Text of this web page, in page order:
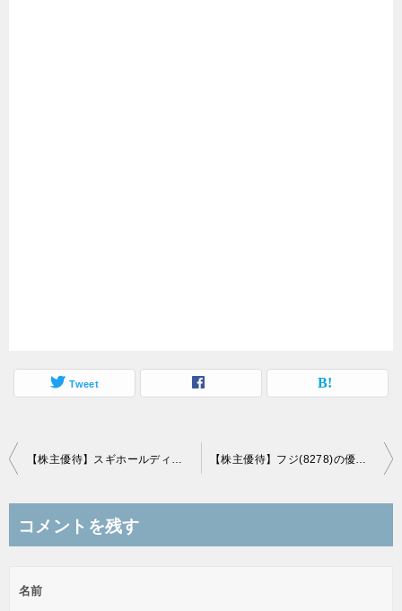
Tweet
投
ビ
ー
【株主優待】スギホールディングス(7649)の優待商品到着！自社買物優待券3,000円+優待パスポート！ 【株主優待】フジ(8278)の優待商品到着！フジPB商品2,000円相当！
コメントを残す
名前